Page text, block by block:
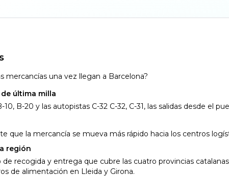
mercancías una vez llegan a Barcelona?
última milla
10, B-20 y las autopistas C-32 C-32, C-31, las salidas desde el
que la mercancía se mueva más rápido hacia los centros
región
de recogida y entrega que cubre las cuatro provincias
de alimentación en Lleida y Girona.